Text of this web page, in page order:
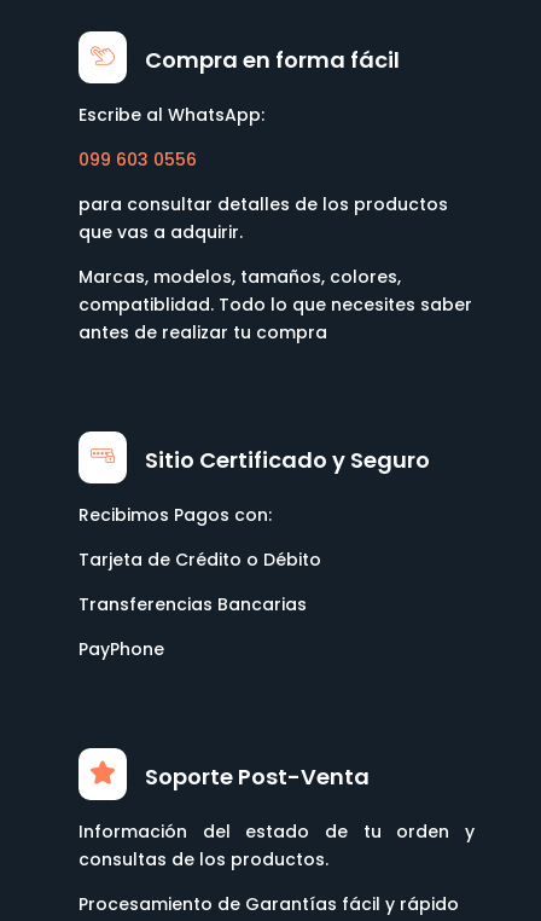
Compra en forma fácil
Escribe al WhatsApp:
099 603 0556
para consultar detalles de los productos
que vas a adquirir.
Marcas, modelos, tamaños, colores,
compatiblidad. Todo lo que necesites saber
antes de realizar tu compra
Sitio Certificado y Seguro
Recibimos Pagos con:
Tarjeta de Crédito o Débito
Transferencias Bancarias
PayPhone
Soporte Post-Venta
Información del estado de tu orden y
consultas de los productos.
Procesamiento de Garantías fácil y rápido